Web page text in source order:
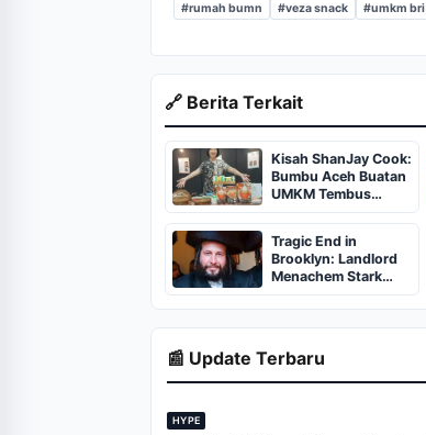
#rumah bumn #veza snack #umkm bri
🔗 Berita Terkait
Kisah ShanJay Cook:
Bumbu Aceh Buatan
UMKM Tembus
Supermarket
Tragic End in
Brooklyn: Landlord
Menachem Stark
Abducted,
Suffocated, and Left
Burned in a
📰 Update Terbaru
HYPE